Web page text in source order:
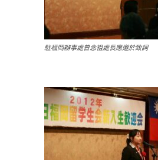
駐福岡辦事處曾念祖處長應邀於致詞